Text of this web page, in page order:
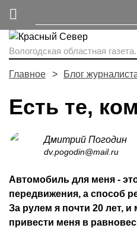
Вологодская областная газета.
Главное Блог
Есть те,
Дмитрий Погодин
dv.pogodin@mail.ru
Автомобиль для меня -
передвижения, а способ
За рулем я почти 20 лет,
привести меня в